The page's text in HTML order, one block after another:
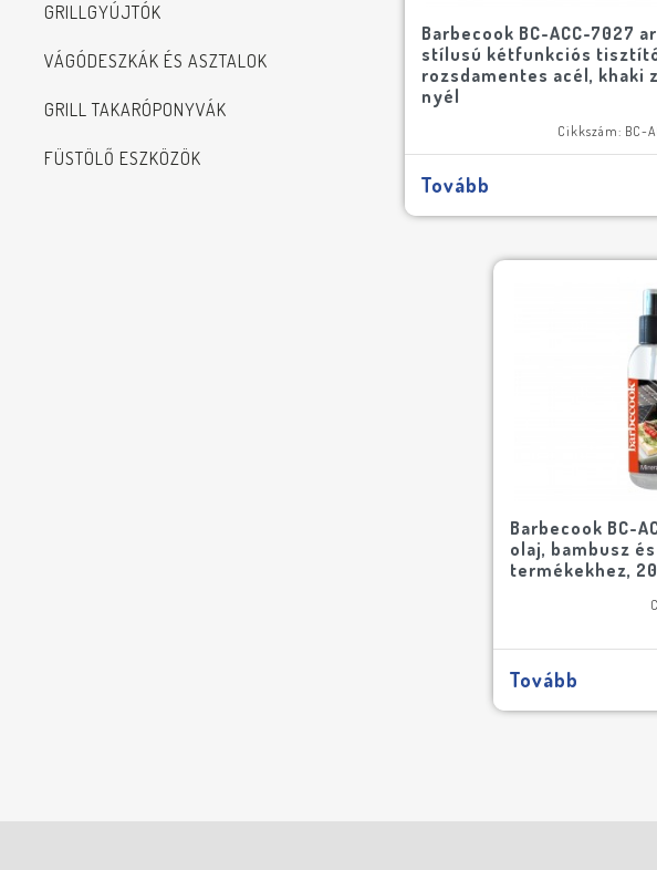
GRILLGYÚJTÓK
VÁGÓDESZKÁK ÉS ASZTALOK
GRILL TAKARÓPONYVÁK
FÜSTÖLŐ ESZKÖZÖK
Barbecook BC-ACC-7027
stílusú kétfunkciós
rozsdamentes acél, khaki
nyél
Cikkszám: BC-
Tovább
Barbecook BC-
olaj, bambusz
termékekhez,
Tovább